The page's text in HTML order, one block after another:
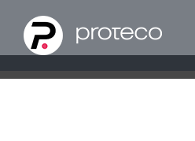
Inhalt
springen